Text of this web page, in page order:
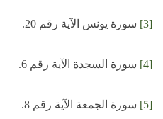
[3] سورة يونس الآية رقم 20.
[4] سورة السجدة الآية رقم 6.
[5] سورة الجمعة الآية رقم 8.